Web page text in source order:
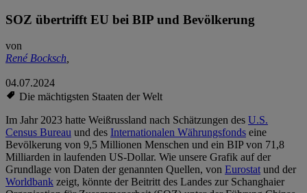
SOZ übertrifft EU bei BIP und Bevölkerung
von
René Bocksch,
04.07.2024
Die mächtigsten Staaten der Welt
Im Jahr 2023 hatte Weißrussland nach Schätzungen des U.S.
Census Bureau und des Internationalen Währungsfonds eine
Bevölkerung von 9,5 Millionen Menschen und ein BIP von 71,8
Milliarden in laufenden US-Dollar. Wie unsere Grafik auf der
Grundlage von Daten der genannten Quellen, von Eurostatund der
Worldbank zeigt, könnte der Beitritt des Landes zur Schanghaier